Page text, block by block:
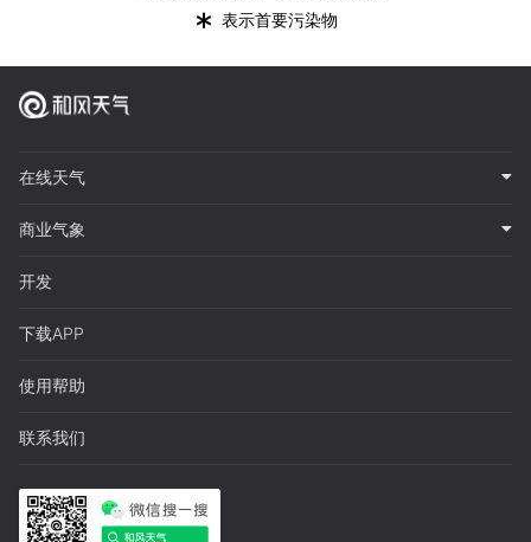
* 表示首要污染物
在线天气
商业气象
开发
下载APP
使用帮助
联系我们